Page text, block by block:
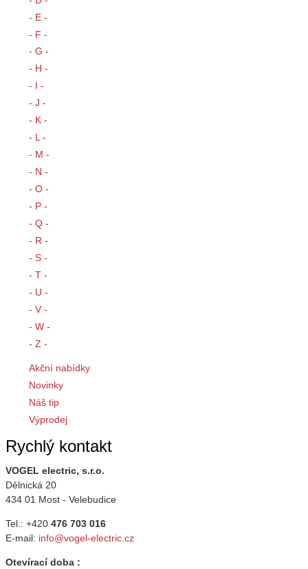
- E -
- F -
- G -
- H -
- I -
- J -
- K -
- L -
- M -
- N -
- O -
- P -
- Q -
- R -
- S -
- T -
- U -
- V -
- W -
- Z -
Akční nabídky
Novinky
Náš tip
Výprodej
Rychlý kontakt
VOGEL electric, s.r.o.
Dělnická 20
434 01 Most - Velebudice
Tel.: +420 476 703 016
E-mail: info@vogel-electric.cz
Otevírací doba :